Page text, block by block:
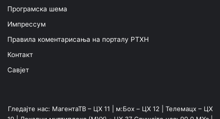
Програмска шема
Импрессум
Правила коментарисања на порталу РТХН
Контакт
Савјет
Гледајте нас: МагентаТВ – ЦХ 11 | м:Боx – ЦХ 12 | Телемацх – ЦХ